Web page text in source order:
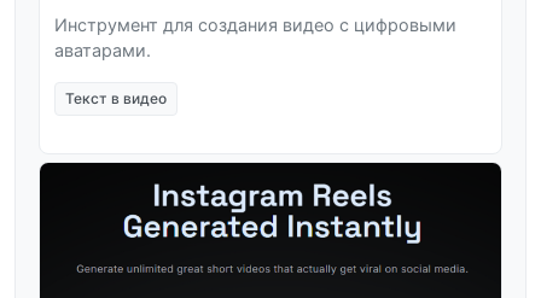
Инструмент для создания видео с цифровыми
аватарами.
Текст в видео